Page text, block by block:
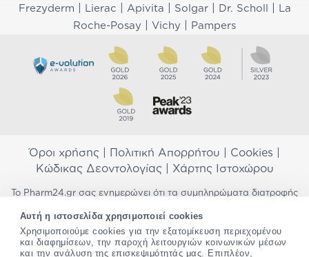
Αυτή η ιστοσελίδα χρησιμοποιεί cookies
Χρησιμοποιούμε cookies για την εξατομίκευση περιεχομένου
και διαφημίσεων, την παροχή λειτουργιών κοινωνικών μέσων
και την ανάλυση της επισκεψιμότητάς μας. Επιπλέον,
Frezyderm Lierac Apivita Solgar| Dr. Scholl
La
Roche-Posay
Vichy Pampers
Όροι χρήσης Πολιτική Απορρήτου Cookies
Κώδικας Δεοντολογίας| Χάρτης Ιστοχώρου
Το Pharm24.gr σας ενημερώνει ότι τα συμπληρώματα διατροφής
προορίζονται για την πρόληψη, αγωγή ή θεραπεία ανθρώπινης
νόσου. Συμβουλευτείτε τον γιατρό σας εάν είστε έγκυος,
θηλάζετε, ακολουθείτε παράλληλα φαρμακευτική αγωγή ή